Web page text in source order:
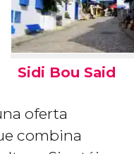
Sidi Bou Said
oferta
combina